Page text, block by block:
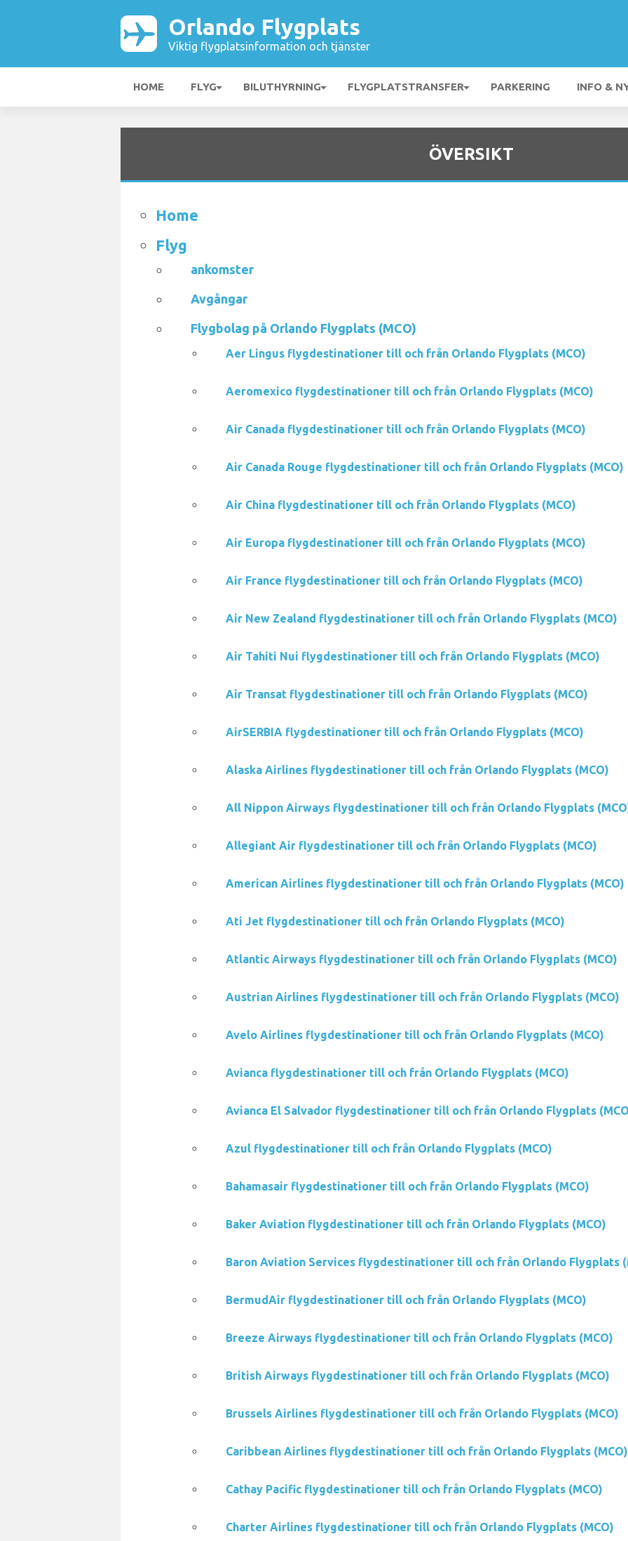
Orlando Flygplats
Viktig flygplatsinformation och tjänster
HOME FLYG BILUTHYRNING FLYGPLATSTRANSFER PARKERING INFO &
ÖVERSIKT
Home
Flyg
ankomster
Avgångar
Flygbolag på Orlando Flygplats (MCO)
Aer Lingus flygdestinationer till och från Orlando Flygplats (MCO)
Aeromexico flygdestinationer till och från Orlando Flygplats (MCO)
Air Canada flygdestinationer till och från Orlando Flygplats (MCO)
Air Canada Rouge flygdestinationer till och från Orlando Flygplats (MCO)
Air China flygdestinationer till och från Orlando Flygplats (MCO)
Air Europa flygdestinationer till och från Orlando Flygplats (MCO)
Air France flygdestinationer till och från Orlando Flygplats (MCO)
Air New Zealand flygdestinationer till och från Orlando Flygplats (MCO)
Air Tahiti Nui flygdestinationer till och från Orlando Flygplats (MCO)
Air Transat flygdestinationer till och från Orlando Flygplats (MCO)
AirSERBIA flygdestinationer till och från Orlando Flygplats (MCO)
Alaska Airlines flygdestinationer till och från Orlando Flygplats (MCO)
All Nippon Airways flygdestinationer till och från Orlando Flygplats
Allegiant Air flygdestinationer till och från Orlando Flygplats (MCO)
American Airlines flygdestinationer till och från Orlando Flygplats (MCO)
Ati Jet flygdestinationer till och från Orlando Flygplats (MCO)
Atlantic Airways flygdestinationer till och från Orlando Flygplats (MCO)
Austrian Airlines flygdestinationer till och från Orlando Flygplats (MCO)
Avelo Airlines flygdestinationer till och från Orlando Flygplats (MCO)
Avianca flygdestinationer till och från Orlando Flygplats (MCO)
Avianca El Salvador flygdestinationer till och från Orlando Flygplats
Azul flygdestinationer till och från Orlando Flygplats (MCO)
Bahamasair flygdestinationer till och från Orlando Flygplats (MCO)
Baker Aviation flygdestinationer till och från Orlando Flygplats (MCO)
Baron Aviation Services flygdestinationer till och från Orlando Flygplats
BermudAir flygdestinationer till och från Orlando Flygplats (MCO)
Breeze Airways flygdestinationer till och från Orlando Flygplats (MCO)
British Airways flygdestinationer till och från Orlando Flygplats (MCO)
Brussels Airlines flygdestinationer till och från Orlando Flygplats (MCO)
Caribbean Airlines flygdestinationer till och från Orlando Flygplats (MCO)
Cathay Pacific flygdestinationer till och från Orlando Flygplats (MCO)
Charter Airlines flygdestinationer till och från Orlando Flygplats (MCO)